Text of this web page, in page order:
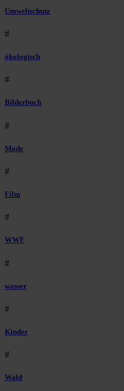
Umweltschutz
#
ökologisch
#
Bilderbuch
#
Mode
#
Film
#
WWF
#
wasser
#
Kinder
#
Wald